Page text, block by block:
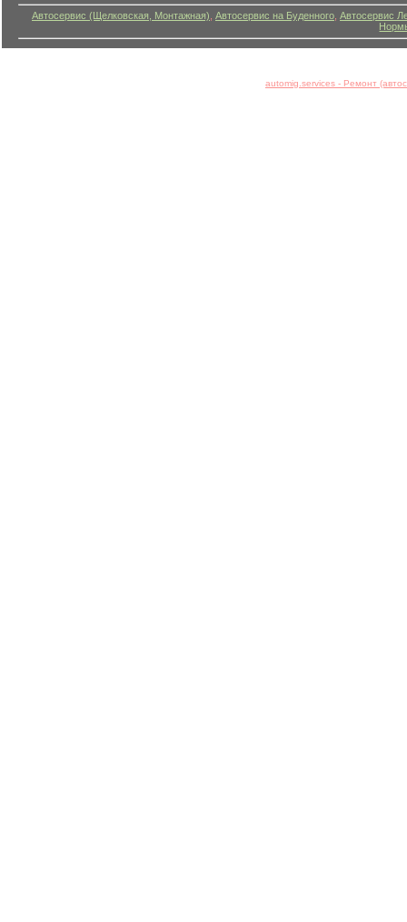
Автосервис (Щелковская, Монтажная) Автосервис на Буденного Автосервис
automig.services - Ремонт